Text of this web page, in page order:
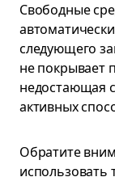
Свободные
следующего
не покрывает
недостающая
активных
Обратите
использовать